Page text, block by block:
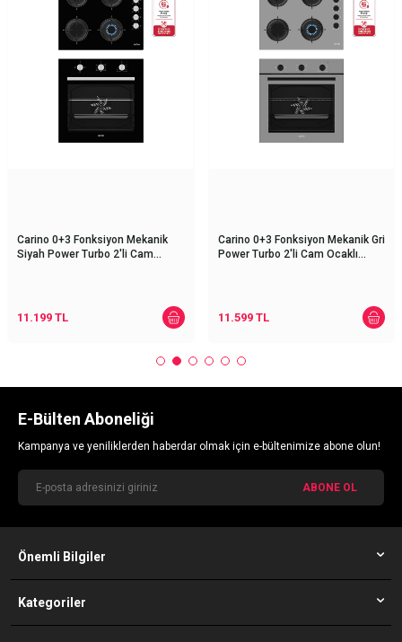
Carino 0+3 Fonksiyon Mekanik
Siyah Power Turbo 2'li Cam
11.199 TL
Carino 0+3 Fonksiyon Mekanik Gri
Power Turbo 2'li Cam Ocaklı
11.599TL
E-Bülten Aboneliği
Kampanya ve yeniliklerden haberdar olmak için e-bültenimize abone olun!
ABONE OL
Önemli Bilgiler
Kategoriler